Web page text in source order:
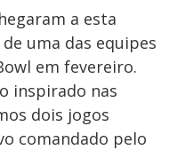
a esta
uma das equipes
em fevereiro.
inspirado nas
dois jogos
comandado pelo